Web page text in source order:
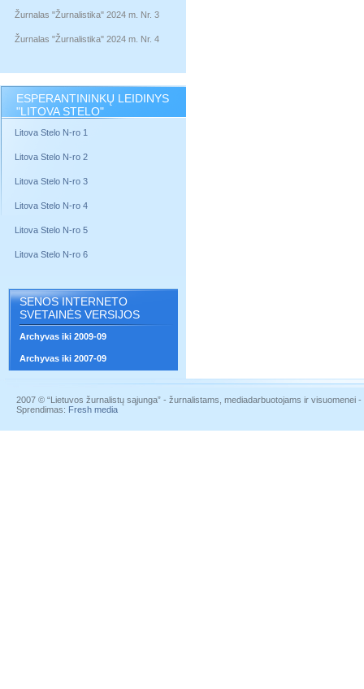
Žurnalas "Žurnalistika" 2024 m. Nr. 3
Žurnalas "Žurnalistika" 2024 m. Nr. 4
ESPERANTININKŲ LEIDINYS
"LITOVA STELO"
Litova Stelo N-ro 1
Litova Stelo N-ro 2
Litova Stelo N-ro 3
Litova Stelo N-ro 4
Litova Stelo N-ro 5
Litova Stelo N-ro 6
SENOS INTERNETO
SVETAINĖS VERSIJOS
Archyvas iki 2009-09
Archyvas iki 2007-09
2007 © “Lietuvos žurnalistų sąjunga” - žurnalistams, mediadarbuotojams ir visuomenei
Sprendimas: Fresh media